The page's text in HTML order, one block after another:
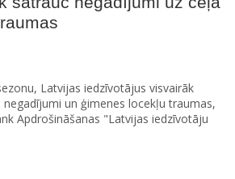
Latvijas iedzīvotājus visvairāk
un ģimenes locekļu traumas,
Apdrošināšanas "Latvijas iedzīvotāju